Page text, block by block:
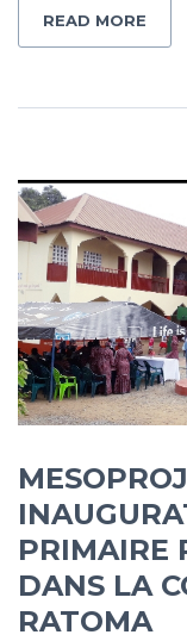
READ MORE
PRIMAIRE
DANS LA
RATOMA